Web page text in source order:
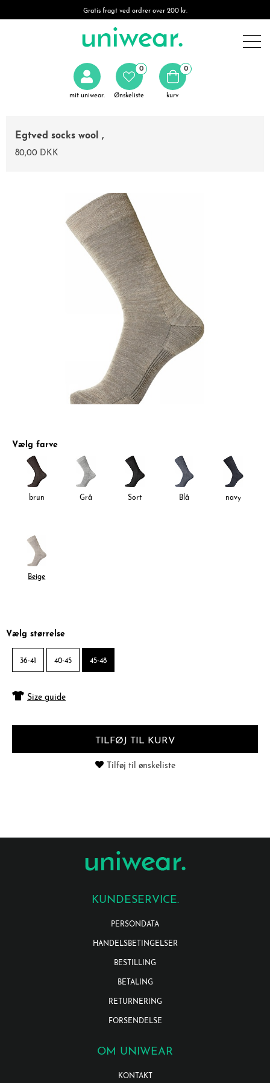
Gratis fragt ved ordrer over 200 kr.
mit uniwear. Ønskeliste
0 0
kurv
Egtved socks wool ,
80,00 DKK
Vælg farve
brun Grå Sort Blå navy
Beige
Vælg størrelse
36-41 40-45 45-48
Size guide
TILFØJ TIL KURV
Tilføj til ønskeliste
KUNDESERVICE.
PERSONDATA
HANDELSBETINGELSER
BESTILLING
BETALING
RETURNERING
FORSENDELSE
OM UNIWEAR
KONTAKT